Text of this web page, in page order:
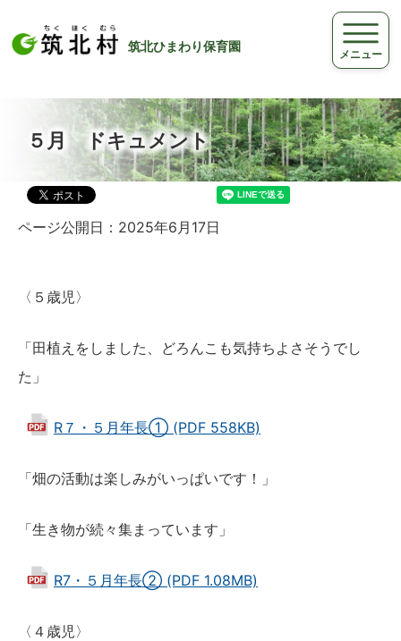
筑北ひまわり保育園
メニュー
５月 ドキュメント
ページ公開日：2025年6月17日
〈５歳児〉
「田植えをしました、どろんこも気持ちよさそうでし
た」
R７・５月年長① (PDF 558KB)
「畑の活動は楽しみがいっぱいです！」
「生き物が続々集まっています」
R7・５月年長② (PDF 1.08MB)
〈４歳児〉